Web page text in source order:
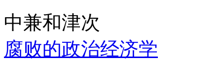
中兼和津次
腐败的政治经济学